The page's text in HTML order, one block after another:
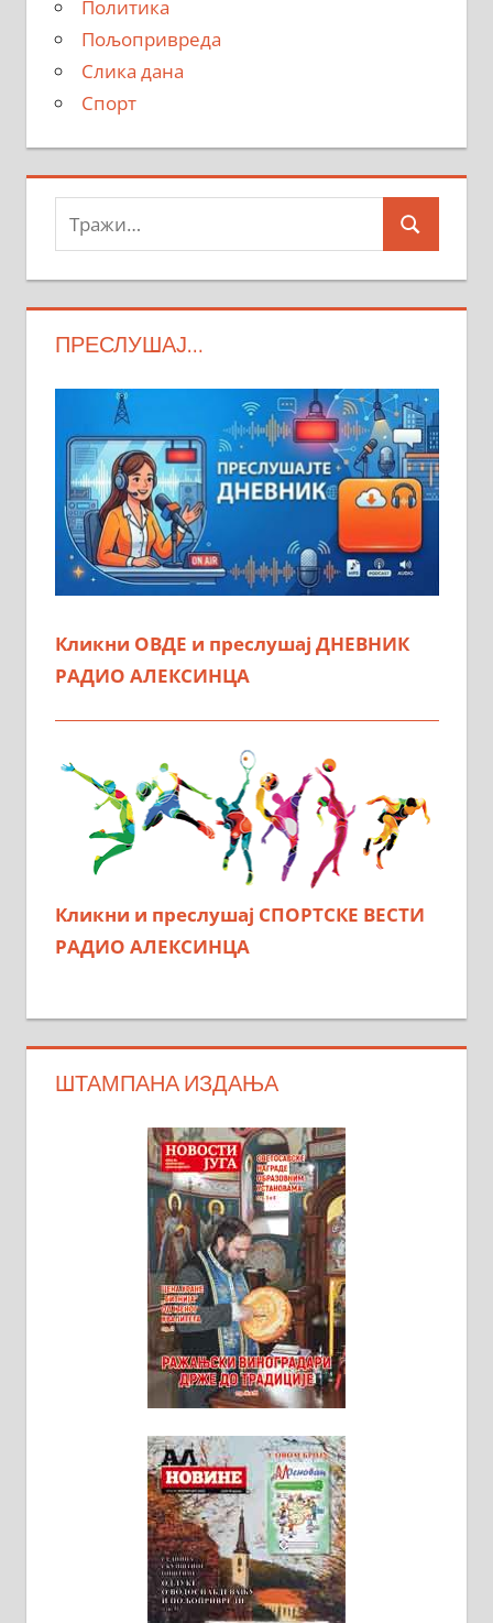
Политика
Пољопривреда
Слика дана
Спорт
Тражи:
Search
ПРЕСЛУШАЈ…
Кликни ОВДЕ и преслушај ДНЕВНИК
РАДИО АЛЕКСИНЦА
Кликни и преслушај СПОРТСКЕ ВЕСТИ
РАДИО АЛЕКСИНЦА
ШТАМПАНА ИЗДАЊА